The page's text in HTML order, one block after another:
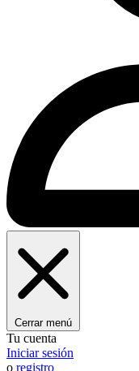
Cerrar menú
Tu cuenta
Iniciar sesión
o registro